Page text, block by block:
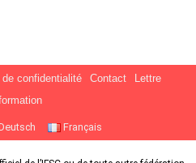
de confidentialité Contact
Lettre
Français